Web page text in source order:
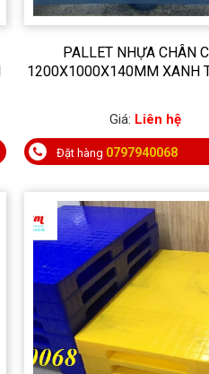
PALLET NHỰA CHÂN
1200X1000X140MM XANH
Giá: Liên hệ
Đặt hàng 0797940068